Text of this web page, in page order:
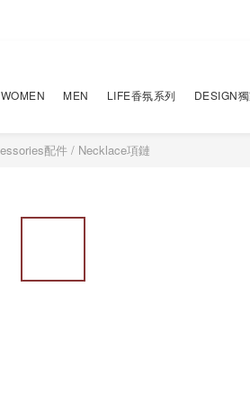
WOMEN MEN LIFE香氛系列 DESIGN
配件 / Necklace項鏈